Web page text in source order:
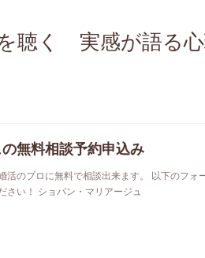
聴く 実感が語る心
無料相談予約申込み
活のプロに無料で相談出来ます。 以下のフォ
さい！ ショパン・マリアージュ